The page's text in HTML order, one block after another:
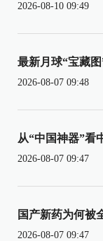
2026-08-10 09:49
最新月球“宝藏
2026-08-07 09:48
从“中国神器”看
2026-08-07 09:47
国产新药为何被
2026-08-07 09:47